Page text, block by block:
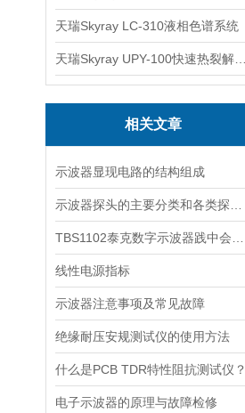
天瑞Skyray LC-310液相色谱系统
相关文章
示波器显现电路的结构组成
线性电源指标
示波器注意事项及常见故障
绝缘耐压安规测试仪的使用方法
什么是PCB TDR特性阻抗测试仪？
电子示波器的原理与故障检修